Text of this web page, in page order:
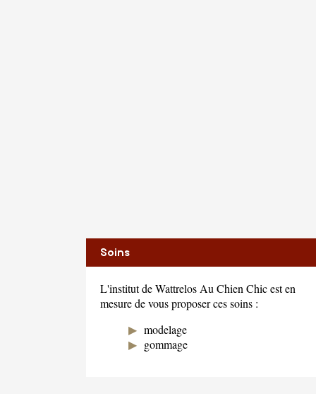
Soins
L'institut de Wattrelos Au Chien Chic est en
mesure de vous proposer ces soins :
modelage
gommage